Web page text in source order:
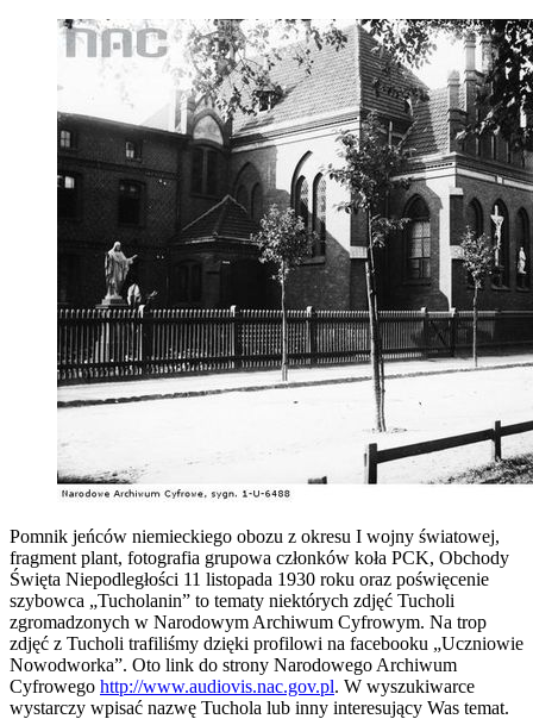
Pomnik jeńców niemieckiego obozu z okresu I wojny światowej,
fragment plant, fotografia grupowa członków koła PCK, Obchody
Święta Niepodległości 11 listopada 1930 roku oraz poświęcenie
szybowca „Tucholanin” to tematy niektórych zdjęć Tucholi
zgromadzonych w Narodowym Archiwum Cyfrowym. Na trop
zdjęć z Tucholi trafiliśmy dzięki profilowi na facebooku „Uczniowie
Nowodworka”. Oto link do strony Narodowego Archiwum
Cyfrowego http://www.audiovis.nac.gov.pl. W wyszukiwarce
wystarczy wpisać nazwę Tuchola lub inny interesujący Was temat.